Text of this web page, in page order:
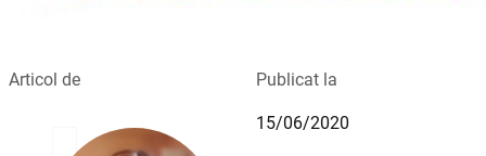
Articol de Publicat la
15/06/2020